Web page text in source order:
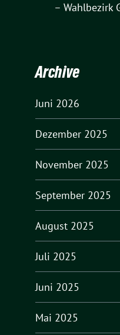
– Wahlbezirk
Archive
Juni 2026
Dezember 2025
November 2025
September 2025
August 2025
Juli 2025
Juni 2025
Mai 2025